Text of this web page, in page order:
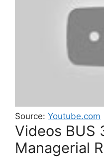
Source: Youtube.com
Videos BUS
Managerial